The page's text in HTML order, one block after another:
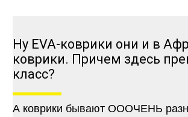
Ну EVA-коврики они и в
коврики. Причем здесь
класс?
А коврики бывают ОООЧЕНЬ